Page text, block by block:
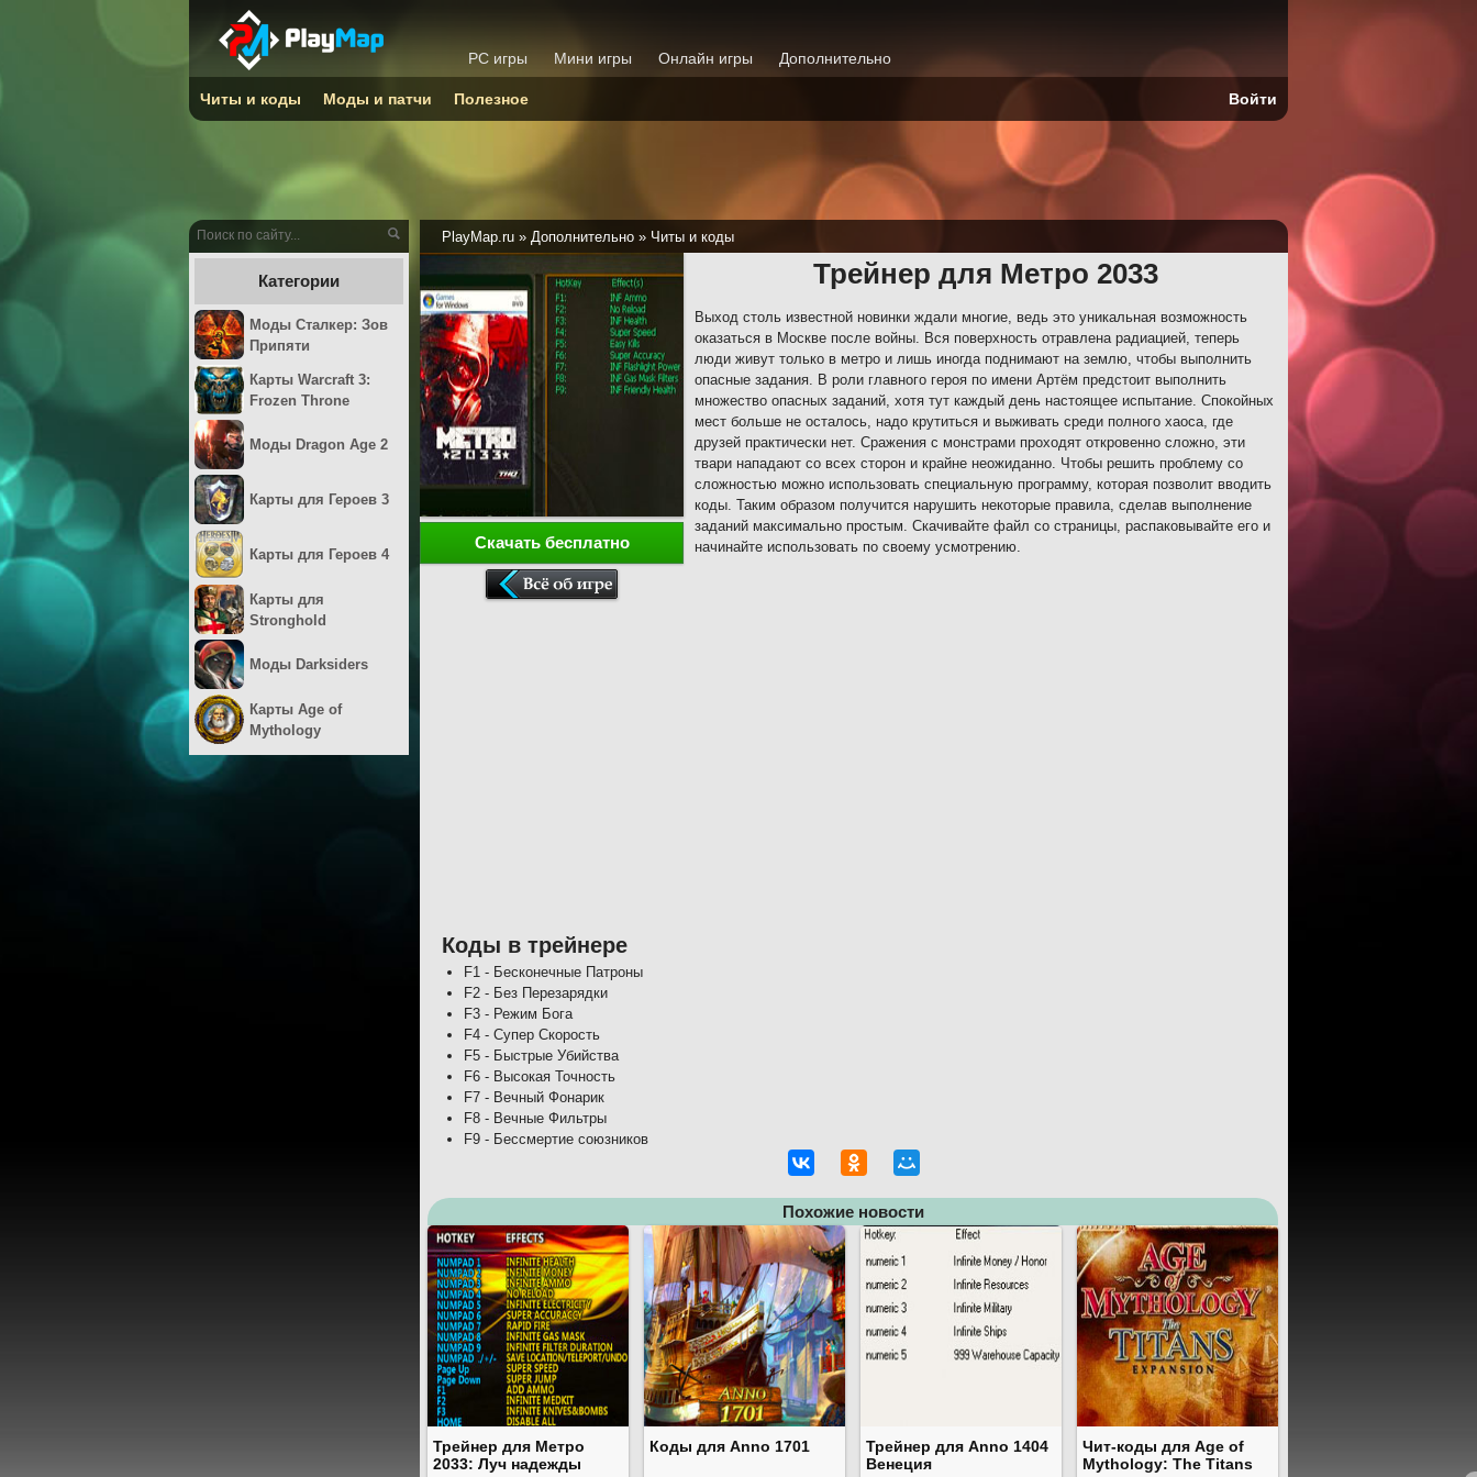
PlayMap.ru » Дополнительно » Читы и коды
Трейнер для Метро 2033
Выход столь известной новинки ждали многие, ведь это уникальная возможность
оказаться в Москве после войны. Вся поверхность отравлена радиацией, теперь
люди живут только в метро и лишь иногда поднимают на землю, чтобы выполнить
опасные задания. В роли главного героя по имени Артём предстоит выполнить
множество опасных заданий, хотя тут каждый день настоящее испытание. Спокойных
мест больше не осталось, надо крутиться и выживать среди полного хаоса, где
друзей практически нет. Сражения с монстрами проходят откровенно сложно, эти
твари нападают со всех сторон и крайне неожиданно. Чтобы решить проблему со
сложностью можно использовать специальную программу, которая позволит вводить
коды. Таким образом получится нарушить некоторые правила, сделав выполнение
заданий максимально простым. Скачивайте файл со страницы, распаковывайте его и
начинайте использовать по своему усмотрению.
Скачать бесплатно
Коды в трейнере
F1 - Бесконечные Патроны
F2 - Без Перезарядки
F3 - Режим Бога
F4 - Супер Скорость
F5 - Быстрые Убийства
F6 - Высокая Точность
F7 - Вечный Фонарик
F8 - Вечные Фильтры
F9 - Бессмертие союзников
Похожие новости
Трейнер для Метро
2033: Луч надежды
Коды для Anno 1701
Трейнер для Anno 1404
Венеция
Чит-коды для Age of
Mythology: The Titans
Категории
Моды Сталкер: Зов
Припяти
Карты Warcraft 3:
Frozen Throne
Моды Dragon Age 2
Карты для Героев 3
Карты для Героев 4
Карты для
Stronghold
Моды Darksiders
Карты Age of
Mythology
PC игры Мини игры Онлайн игры Дополнительно
Читы и коды Моды и патчи Полезное Войти